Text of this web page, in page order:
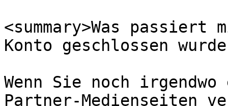
<summary>Was passiert
Konto geschlossen
Wenn Sie noch
Partner-Medienseiten